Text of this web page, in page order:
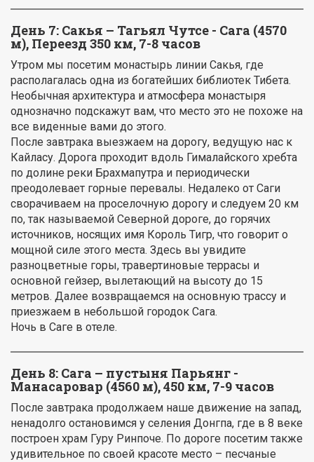
День 7: Сакья – Тагьял Чутсе - Сага (4570
м), Переезд 350 км, 7-8 часов
Утром мы посетим монастырь линии Сакья, где
располагалась одна из богатейших библиотек Тибета.
Необычная архитектура и атмосфера монастыря
однозначно подскажут вам, что место это не похоже на
все виденные вами до этого.
После завтрака выезжаем на дорогу, ведущую нас к
Кайласу. Дорога проходит вдоль Гималайского хребта
по долине реки Брахмапутра и периодически
преодолевает горные перевалы. Недалеко от Саги
сворачиваем на проселочную дорогу и следуем 20 км
по, так называемой Северной дороге, до горячих
источников, носящих имя Король Тигр, что говорит о
мощной силе этого места. Здесь вы увидите
разноцветные горы, травертиновые террасы и
основной гейзер, вылетающий на высоту до 15
метров. Далее возвращаемся на основную трассу и
приезжаем в небольшой городок Сага.
Ночь в Саге в отеле.
День 8: Сага – пустыня Парьянг -
Манасаровар (4560 м), 450 км, 7-9 часов
После завтрака продолжаем наше движение на запад,
ненадолго остановимся у селения Донгпа, где в 8 веке
построен храм Гуру Ринпоче. По дороге посетим также
удивительное по своей красоте место – песчаные